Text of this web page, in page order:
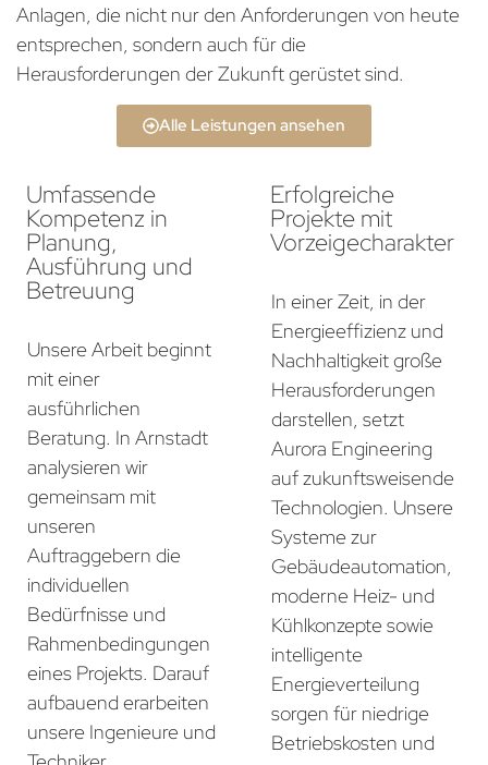
Anlagen, die nicht nur den Anforderungen von heute
entsprechen, sondern auch für die
Herausforderungen der Zukunft gerüstet sind.
Alle Leistungen ansehen
Umfassende
Kompetenz in
Planung,
Ausführung und
Betreuung
Unsere Arbeit beginnt
mit einer
ausführlichen
Beratung. In Arnstadt
analysieren wir
gemeinsam mit
unseren
Auftraggebern die
individuellen
Bedürfnisse und
Rahmenbedingungen
eines Projekts. Darauf
aufbauend erarbeiten
unsere Ingenieure und
Erfolgreiche
Projekte mit
Vorzeigecharakter
In einer Zeit, in der
Energieeffizienz und
Nachhaltigkeit große
Herausforderungen
darstellen, setzt
Aurora Engineering
auf zukunftsweisende
Technologien. Unsere
Systeme zur
Gebäudeautomation,
moderne Heiz- und
Kühlkonzepte sowie
intelligente
Energieverteilung
sorgen für niedrige
Betriebskosten und